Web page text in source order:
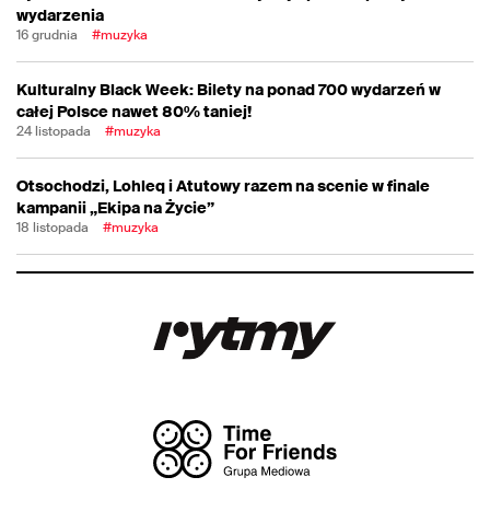
wydarzenia
16 grudnia #muzyka
Kulturalny Black Week: Bilety na ponad 700 wydarzeń w
całej Polsce nawet 80% taniej!
24 listopada #muzyka
Otsochodzi, Lohleq i Atutowy razem na scenie w finale
kampanii „Ekipa na Życie”
18 listopada #muzyka